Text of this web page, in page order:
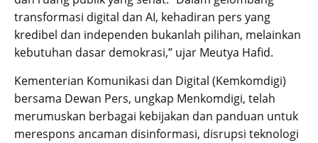
transformasi digital dan AI, kehadiran pers yang
kredibel dan independen bukanlah pilihan, melainkan
kebutuhan dasar demokrasi,” ujar Meutya Hafid.
Kementerian Komunikasi dan Digital (Kemkomdigi)
bersama Dewan Pers, ungkap Menkomdigi, telah
merumuskan berbagai kebijakan dan panduan untuk
merespons ancaman disinformasi, disrupsi teknologi